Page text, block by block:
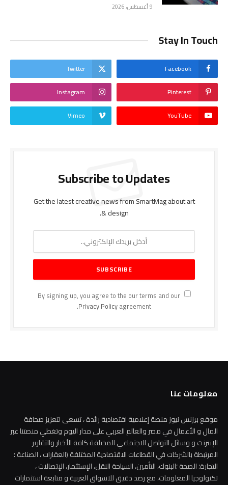
9 أغسطس، 2026
Stay In Touch
Facebook
Twitter
Pinterest
Instagram
YouTube
Vimeo
Subscribe to Updates
Get the latest creative news from SmartMag about art
& design.
By signing up, you agree to the our terms and our
Privacy Policyagreement.
معلومات عنا
موقع بيزنس نيوز منصة إعلامية اقتصادية رائدة ، تسعى لتعزيز صحافة
المال و الأعمال في مصر والعالم العربي على مدار اليوم وتغطي منصتنا عبر
الإنترنت و وسائل التواصل الاجتماعي المختلفة كافة الأخبار والتقارير
المرتبطة بالشركات في القطاعات الاقتصادية المختلفة (العقارات ، الصناعة ؛
التجارة؛ الصحة ؛البنوك، التأمين، السياحة النقل، الإستثمار، الإتصالات ،
تكنولوجيا المعلومات، مع رصد دقيق للاسواق العربية و متابعة استثمارات